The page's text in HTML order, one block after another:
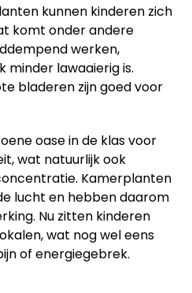
kunnen kinderen zich
komt onder andere
werken,
minder lawaaierig is.
bladeren zijn goed voor
oase in de klas voor
wat natuurlijk ook
Kamerplanten
lucht en hebben daarom
Nu zitten kinderen
wat nog wel eens
of energiegebrek.